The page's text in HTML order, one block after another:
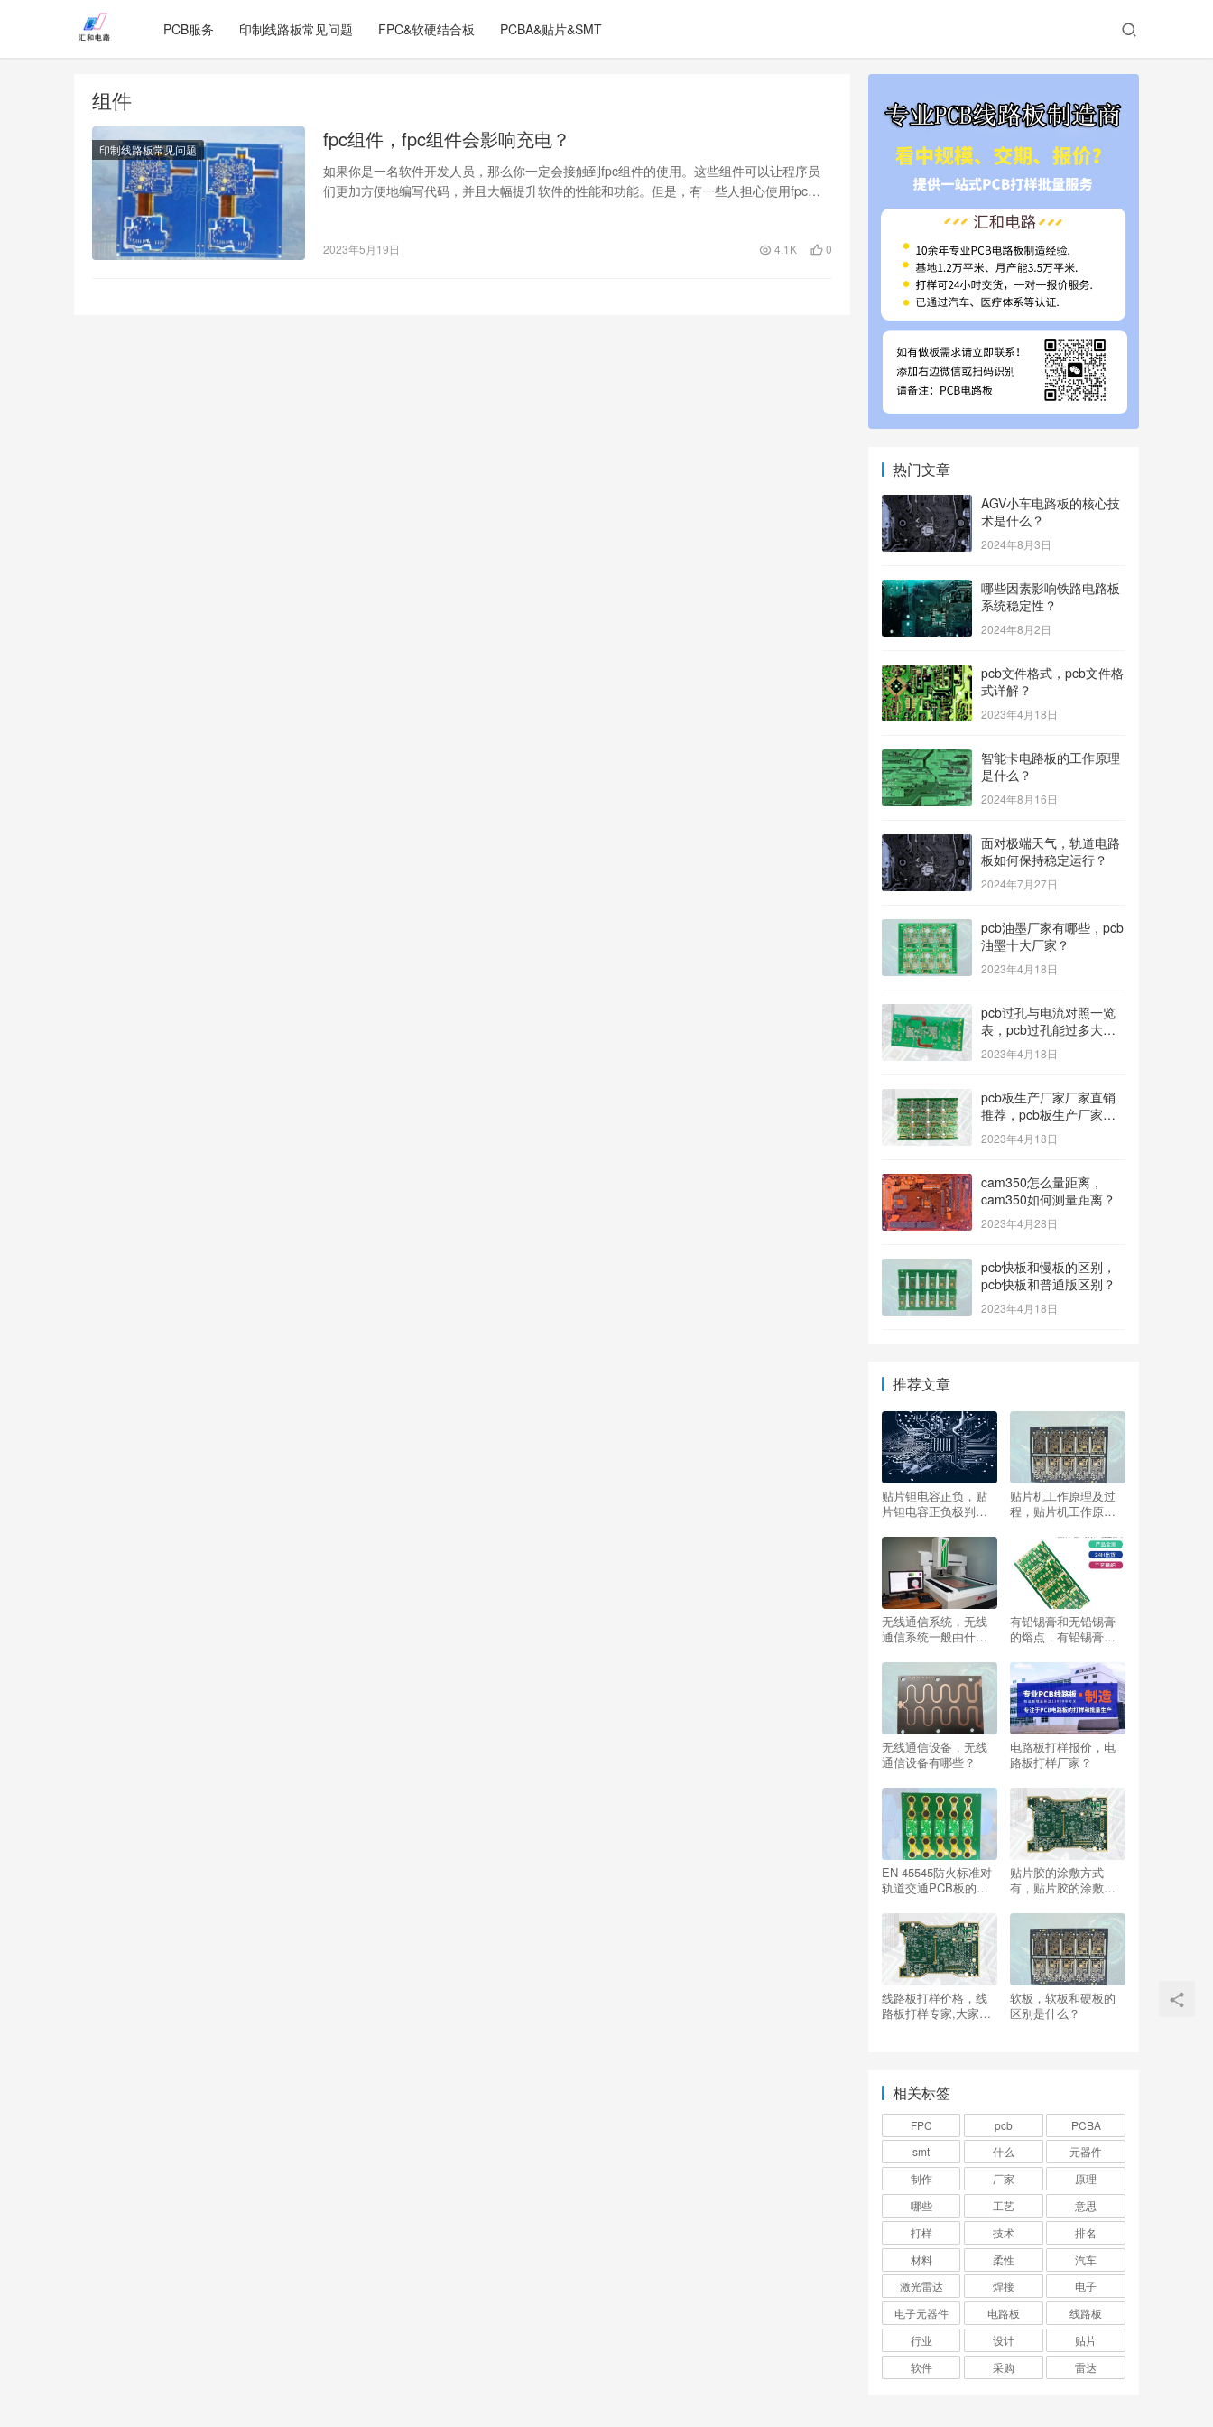
PCB服务 印制线路板常见问题 FPC&软硬结合板 PCBA&贴片&SMT
组件
印制线路板常见问题 fpc组件，fpc组件会影响充电？
如果你是一名软件开发人员，那么你一定会接触到fpc组件的使用。这些组件可以让程序员
们更加方便地编写代码，并且大幅提升软件的性能和功能。但是，有一些人担心使用fpc组
2023年5月19日 4.1K 0
热门文章
AGV小车电路板的核心技
术是什么？
2024年8月3日
哪些因素影响铁路电路板
系统稳定性？
2024年8月2日
pcb文件格式，pcb文件格
式详解？
2023年4月18日
智能卡电路板的工作原理
是什么？
2024年8月16日
面对极端天气，轨道电路
板如何保持稳定运行？
2024年7月27日
pcb油墨厂家有哪些，pcb
油墨十大厂家？
2023年4月18日
pcb过孔与电流对照一览
表，pcb过孔能过多大电
流？
2023年4月18日
pcb板生产厂家厂家直销
推荐，pcb板生产厂家多
种型号可选？
2023年4月18日
cam350怎么量距离，
cam350如何测量距离？
2023年4月28日
pcb快板和慢板的区别，
pcb快板和普通版区别？
2023年4月18日
推荐文章
贴片钽电容正负，贴
片钽电容正负极判
贴片机工作原理及过
程，贴片机工作原理
无线通信系统，无线
通信系统一般由什么
有铅锡膏和无铅锡膏
的熔点，有铅锡膏和
少？
无线通信设备，无线
通信设备有哪些？
电路板打样报价，电
路板打样厂家？
EN 45545防火标准对
轨道交通PCB板的影
贴片胶的涂敷方式
有，贴片胶的涂敷方
线路板打样价格，线
路板打样专家,大家的
软板，软板和硬板的
区别是什么？
相关标签
FPC pcb
PCBA
smt
什么
元器件
制作
厂家
原理
哪些
工艺
意思
打样
技术
排名
材料
柔性
汽车
激光雷达
焊接
电子
电子元器件
电路板
线路板
行业
设计
贴片
软件
采购 雷达